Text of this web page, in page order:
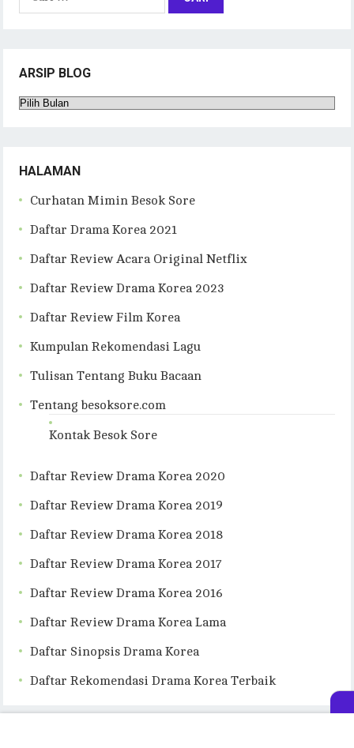
ARSIP BLOG
Arsip
HALAMAN
Curhatan Mimin Besok Sore
Daftar Drama Korea 2021
Daftar Review Acara Original Netflix
Daftar Review Drama Korea 2023
Daftar Review Film Korea
Kumpulan Rekomendasi Lagu
Tulisan Tentang Buku Bacaan
Tentang besoksore.com
Kontak Besok Sore
Daftar Review Drama Korea 2020
Daftar Review Drama Korea 2019
Daftar Review Drama Korea 2018
Daftar Review Drama Korea 2017
Daftar Review Drama Korea 2016
Daftar Review Drama Korea Lama
Daftar Sinopsis Drama Korea
Daftar Rekomendasi Drama Korea Terbaik